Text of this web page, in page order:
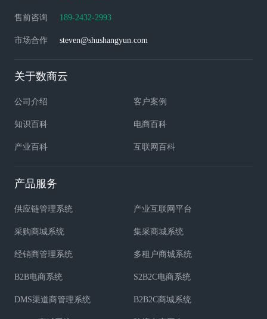
售前咨询 189-2432-2993
市场合作 steven@shushangyun.com
关于数商云
公司介绍 客户案例
知识百科 电商百科
产业百科 互联网百科
产品服务
供应链管理系统 产业互联网平台
采购商城系统 集采商城系统
经销商管理系统 多租户商城系统
B2B电商系统 S2B2C电商系统
DMS渠道商管理系统 B2B2C商城系统